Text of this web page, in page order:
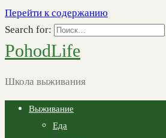
Перейти к содержанию
Search for:
PohodLife
Школа выживания
Выживание
Еда